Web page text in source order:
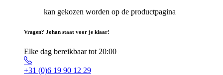
kan gekozen worden op de productpagina
Vragen? Johan staat voor je klaar!
Elke dag bereikbaar tot 20:00
+31 (0)6 19 90 12 29